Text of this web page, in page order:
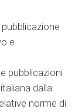
e
pubblicazioni
dalla
norme di